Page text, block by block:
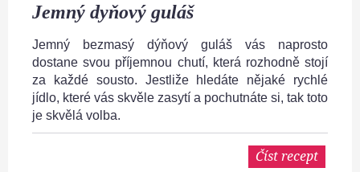
Jemný dyňový guláš
Jemný bezmasý dýňový guláš vás naprosto
dostane svou příjemnou chutí, která rozhodně stojí
za každé sousto. Jestliže hledáte nějaké rychlé
jídlo, které vás skvěle zasytí a pochutnáte si, tak toto
je skvělá volba.
Číst recept